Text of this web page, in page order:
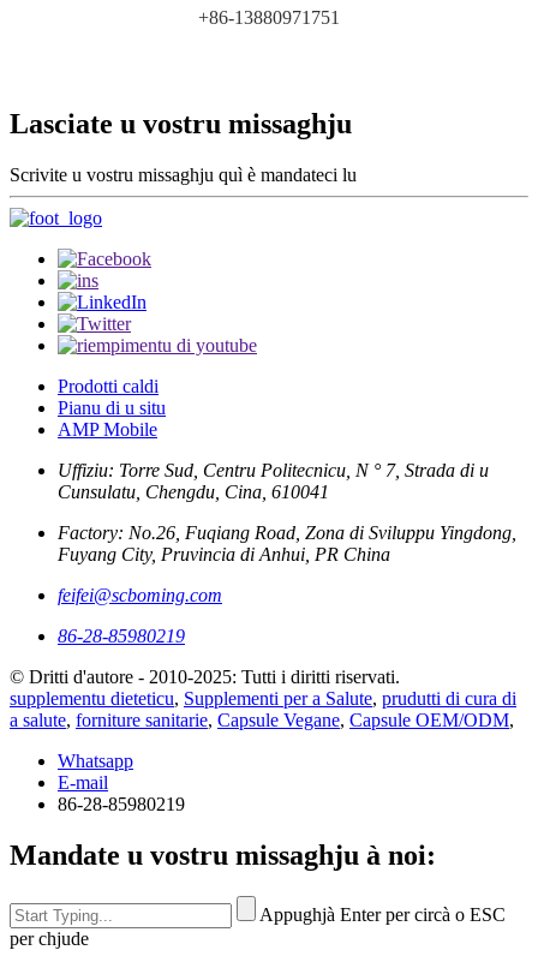
+86-13880971751
Lasciate u vostru missaghju
Scrivite u vostru missaghju quì è mandateci lu
Prodotti caldi
Pianu di u situ
AMP Mobile
Uffiziu: Torre Sud, Centru Politecnicu, N ° 7, Strada di u
Cunsulatu, Chengdu, Cina, 610041
Factory: No.26, Fuqiang Road, Zona di Sviluppu Yingdong,
Fuyang City, Pruvincia di Anhui, PR China
feifei@scboming.com
86-28-85980219
© Dritti d'autore - 2010-2025: Tutti i diritti riservati.
supplementu dieteticu, Supplementi per a Salute, prudutti di cura di
a salute, forniture sanitarie, Capsule Vegane, Capsule OEM/ODM,
Whatsapp
E-mail
86-28-85980219
Mandate u vostru missaghju à noi:
Appughjà Enter per circà o ESC
per chjude